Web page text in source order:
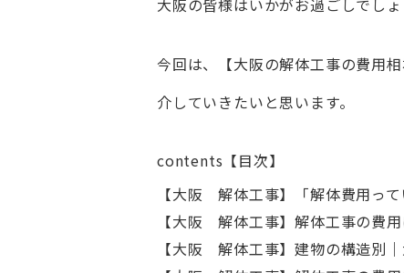
大阪の皆様はいかがお過ごしでしょ
今回は、【大阪の解体工事の費用
介していきたいと思います。
contents【目次】
【大阪 解体工事】「解体費用って
【大阪 解体工事】解体工事の費
【大阪 解体工事】建物の構造別